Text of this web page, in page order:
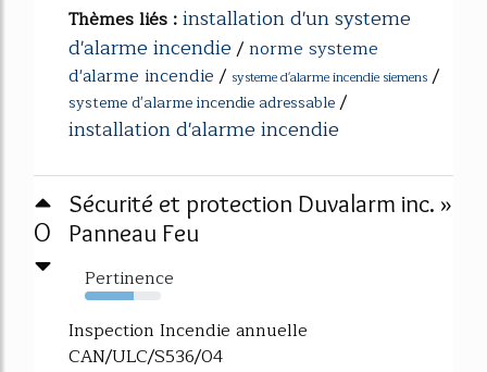
Thèmes liés :installation d'un systeme
d'alarme incendie/norme systeme
d'alarme incendie/ systeme d'alarme incendie siemens /
systeme d'alarme incendie adressable/
installation d'alarme incendie
0
Sécurité et protection Duvalarm inc. »
Panneau Feu
Pertinence
64%
Inspection Incendie annuelle
CAN/ULC/S536/04